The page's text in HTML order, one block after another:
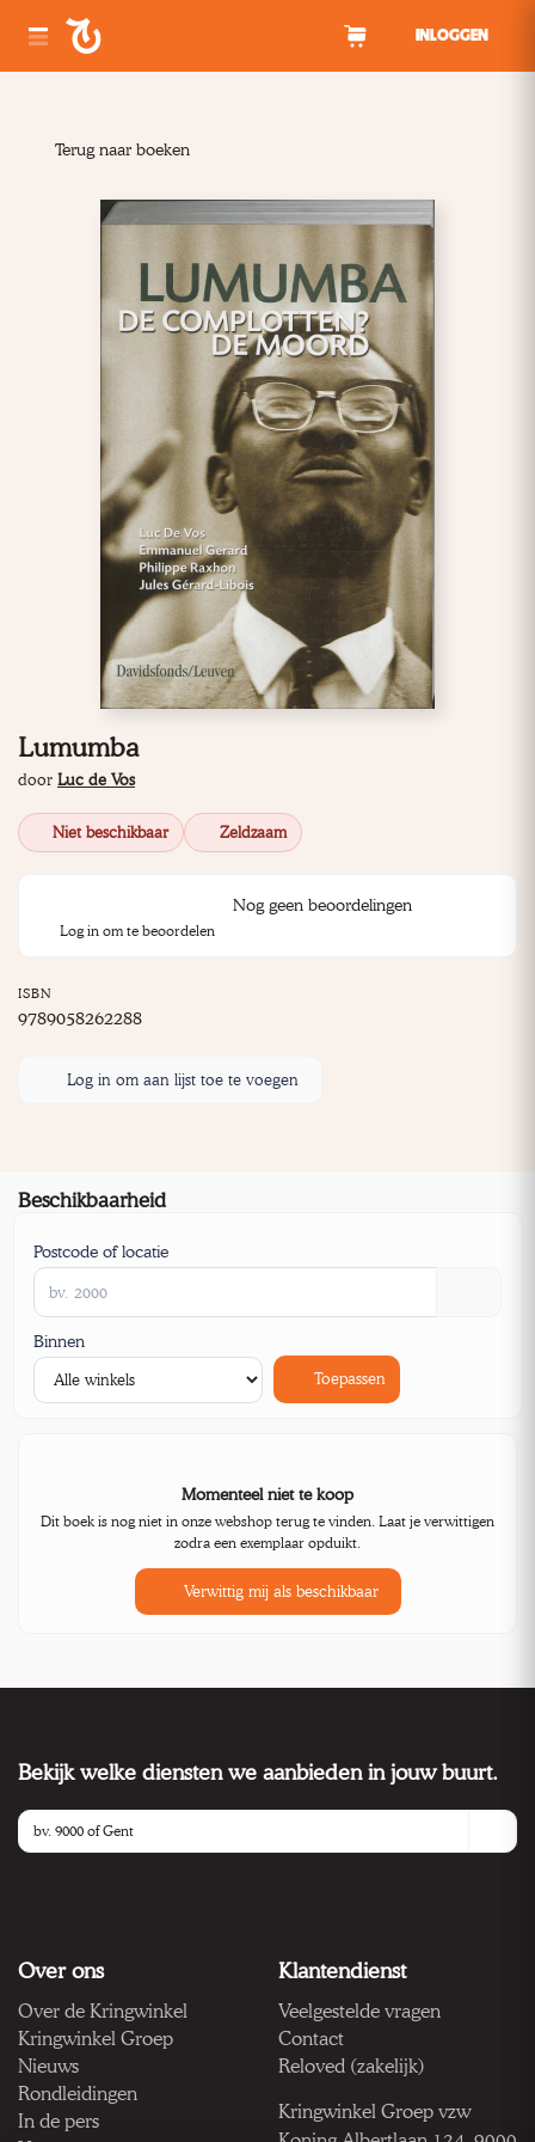
INLOGGEN
Terug naar boeken
Lumumba
door Luc de Vos
Niet beschikbaar Zeldzaam
Nog geen beoordelingen
Log in om te beoordelen
ISBN
9789058262288
Log in om aan lijst toe te voegen
Beschikbaarheid
Postcode of locatie
Binnen
Toepassen
Momenteel niet te koop
Dit boek is nog niet in onze webshop terug te vinden. Laat je verwittigen
zodra een exemplaar opduikt.
Verwittig mij als beschikbaar
Bekijk welke diensten we aanbieden in jouw buurt.
Over ons
Over de Kringwinkel
Kringwinkel Groep
Nieuws
Rondleidingen
In de pers
Klantendienst
Veelgestelde vragen
Contact
Reloved (zakelijk)
Kringwinkel Groep vzw